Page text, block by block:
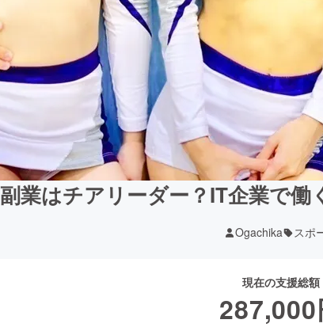
副業はチアリーダー？IT企業で働
Ogachika スポ
現在の支援総額
287,000